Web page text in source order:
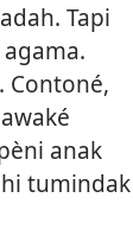
Tapi
. Contoné,
anak
tumindak